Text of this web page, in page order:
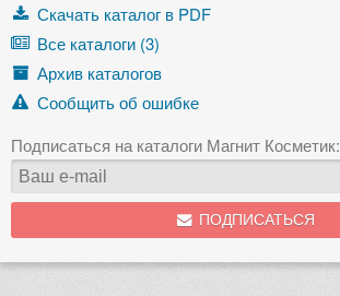
Скачать каталог в PDF
Все каталоги (3)
Архив каталогов
Сообщить об ошибке
Подписаться на каталоги Магнит Косметик:
ПОДПИСАТЬСЯ